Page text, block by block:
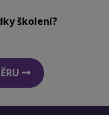
školení?